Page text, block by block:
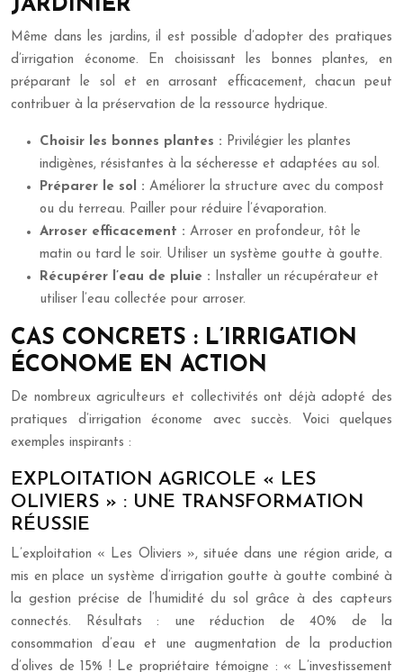
JARDINIER
Même dans les jardins, il est possible d’adopter des pratiques
d’irrigation économe. En choisissant les bonnes plantes, en
préparant le sol et en arrosant efficacement, chacun peut
contribuer à la préservation de la ressource hydrique.
Choisir les bonnes plantes : Privilégier les plantes
indigènes, résistantes à la sécheresse et adaptées au sol.
Préparer le sol : Améliorer la structure avec du compost
ou du terreau. Pailler pour réduire l’évaporation.
Arroser efficacement : Arroser en profondeur, tôt le
matin ou tard le soir. Utiliser un système goutte à goutte.
Récupérer l’eau de pluie : Installer un récupérateur et
utiliser l’eau collectée pour arroser.
CAS CONCRETS : L’IRRIGATION
ÉCONOME EN ACTION
De nombreux agriculteurs et collectivités ont déjà adopté des
pratiques d’irrigation économe avec succès. Voici quelques
exemples inspirants :
EXPLOITATION AGRICOLE « LES
OLIVIERS » : UNE TRANSFORMATION
RÉUSSIE
L’exploitation « Les Oliviers », située dans une région aride, a
mis en place un système d’irrigation goutte à goutte combiné à
la gestion précise de l’humidité du sol grâce à des capteurs
connectés. Résultats : une réduction de 40% de la
consommation d’eau et une augmentation de la production
d’olives de 15% ! Le propriétaire témoigne : « L’investissement